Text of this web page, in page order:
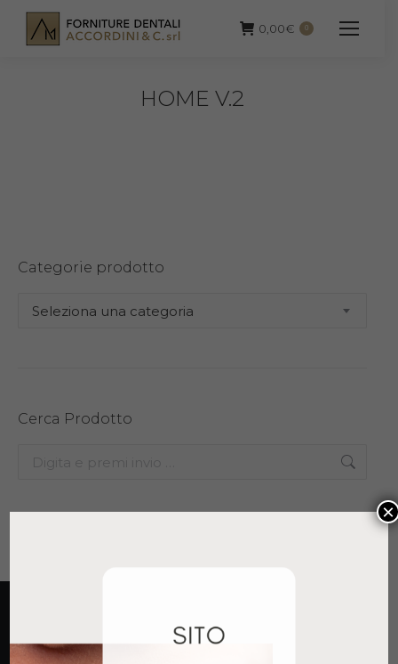
0,00€ 0
HOME V.2
Categorie prodotto
Seleziona una categoria
Cerca Prodotto
Pagamenti accettati:
×